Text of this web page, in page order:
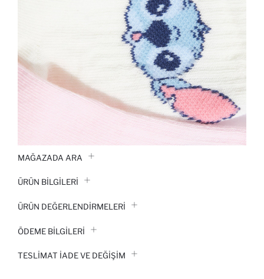
MAĞAZADA ARA
ÜRÜN BILGILERI
ÜRÜN DEĞERLENDİRMELERİ
ÖDEME BİLGİLERİ
TESLIMAT İADE VE DEĞIŞIM